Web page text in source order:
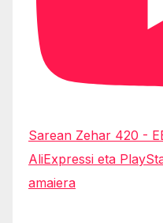
Sarean Zehar 420 -
AliExpressi eta
amaiera